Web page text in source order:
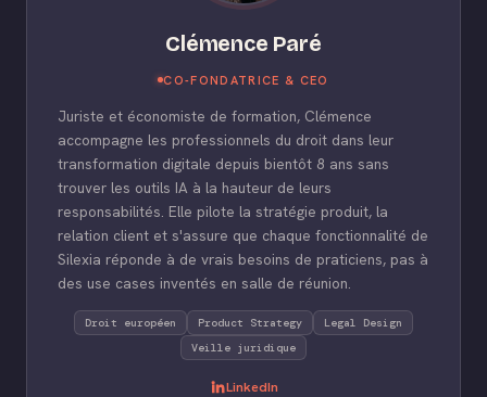
Clémence Paré
CO-FONDATRICE & CEO
Juriste et économiste de formation, Clémence
accompagne les professionnels du droit dans leur
transformation digitale depuis bientôt 8 ans sans
trouver les outils IA à la hauteur de leurs
responsabilités. Elle pilote la stratégie produit, la
relation client et s'assure que chaque fonctionnalité de
Silexia réponde à de vrais besoins de praticiens, pas à
des use cases inventés en salle de réunion.
Droit européen Product Strategy
Legal Design
Veille juridique
LinkedIn